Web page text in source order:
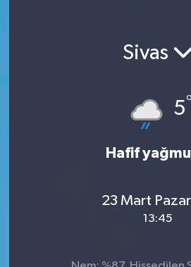
Sivas
5°
Hafif
23 Mart
13:45